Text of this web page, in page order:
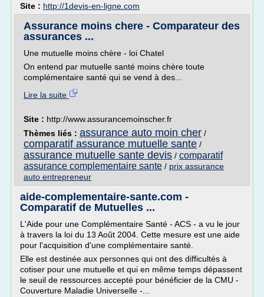
Site : http://1devis-en-ligne.com
Assurance moins chere - Comparateur des
assurances ...
Une mutuelle moins chère - loi Chatel
On entend par mutuelle santé moins chère toute
complémentaire santé qui se vend à des...
Lire la suite
Site : http://www.assurancemoinscher.fr
Thèmes liés : assurance auto moin cher /
comparatif assurance mutuelle sante /
assurance mutuelle sante devis / comparatif
assurance complementaire sante / prix assurance
auto entrepreneur
aide-complementaire-sante.com -
Comparatif de Mutuelles ...
L'Aide pour une Complémentaire Santé - ACS - a vu le jour
à travers la loi du 13 Août 2004. Cette mesure est une aide
pour l'acquisition d'une complémentaire santé.
Elle est destinée aux personnes qui ont des difficultés à
cotiser pour une mutuelle et qui en même temps dépassent
le seuil de ressources accepté pour bénéficier de la CMU -
Couverture Maladie Universelle -...